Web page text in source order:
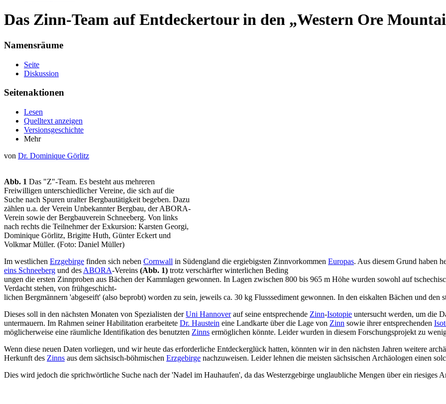
Das Zinn-Team auf Entdeckertour in den „Western Ore
Namensräume
Seite
Diskussion
Seitenaktionen
Lesen
Quelltext anzeigen
Versionsgeschichte
Mehr
von Dr. Dominique Görlitz
Abb. 1 Das "Z"-Team. Es besteht aus mehreren
Freiwilligen unterschiedlicher Vereine, die sich auf die
Suche nach Spuren uralter Bergbautätigkeit begeben. Dazu
zählen u.a. der Verein Unbekannter Bergbau, der ABORA-
Verein sowie der Bergbauverein Schneeberg. Von links
nach rechts die Teilnehmer der Exkursion: Karsten Georgi,
Dominique Görlitz, Brigitte Huth, Günter Eckert und
Volkmar Müller. (Foto: Daniel Müller)
Im westlichen Erzgebirge finden sich neben Cornwall in Südengland die ergiebigsten Zinnvorkommen Europas. Aus diesem Grund haben
eins Schneeberg und des ABORA-Vereins (Abb. 1) trotz verschärfter winterlichen Beding
ungen die ersten Zinnproben aus Bächen der Kammlagen gewonnen. In Lagen zwischen 800 bis 965 m Höhe wurden sowohl auf
Verdacht stehen, von frühgeschicht-
lichen Bergmännern 'abgeseift' (also beprobt) worden zu sein, jeweils ca. 30 kg Flusssediment gewonnen. In den eiskalten Bächen und
Dieses soll in den nächsten Monaten von Spezialisten derUni Hannoverauf seine entsprechende Zinn-Isotopie untersucht werden, um die
untermauern. Im Rahmen seiner Habilitation erarbeitete Dr. Haustein eine Landkarte über die Lage von Zinn sowie ihrer entsprechenden
möglicherweise eine räumliche Identifikation des benutzten Zinns ermöglichen könnte. Leider wurden in diesem Forschungsprojekt zu
Wenn diese neuen Daten vorliegen, und wir heute das erforderliche Entdeckerglück hatten, könnten wir in den nächsten Jahren weitere
Herkunft des Zinns aus dem sächsisch-böhmischen Erzgebirge nachzuweisen. Leider lehnen die meisten sächsischen Archäologen einen
Dies wird jedoch die sprichwörtliche Suche nach der 'Nadel im Hauhaufen', da das Westerzgebirge unglaubliche Mengen über ein riesiges